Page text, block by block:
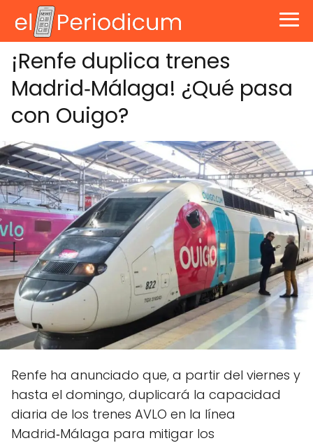
¡Renfe duplica trenes
Madrid‑Málaga! ¿Qué pasa
con Ouigo?
Renfe ha anunciado que, a partir del viernes y
hasta el domingo, duplicará la capacidad
diaria de los trenes AVLO en la línea
Madrid‑Málaga para mitigar los